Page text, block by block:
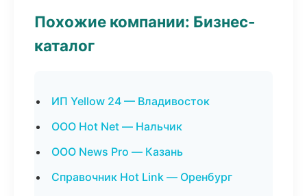
Похожие компании: Бизнес-
каталог
ИП Yellow 24 — Владивосток
ООО Hot Net — Нальчик
ООО News Pro — Казань
Справочник Hot Link — Оренбург